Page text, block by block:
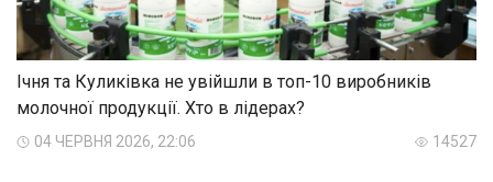
Ічня та Куликівка не увійшли в топ-10 виробників
молочної продукції. Хто в лідерах?
04 ЧЕРВНЯ 2026, 22:06 14527